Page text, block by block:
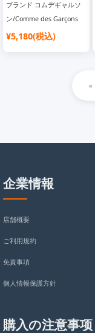
ブランド コムデギャルソ
ン/Comme des Garçons
スマホケース
¥5,180(税込)
«
企業情報
店舗概要
ご利用規約
免責事項
個人情報保護方針
購入の注意事项